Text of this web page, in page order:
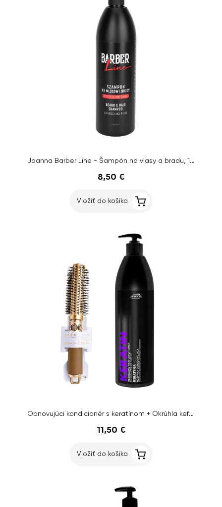
Joanna Barber Line - Šampón na vlasy a bradu, 1000ml
8,50 €
Vložiť do košíka
Obnovujúci kondicionér s keratínom + Okrúhla kefa na vlasy
11,50 €
Vložiť do košíka